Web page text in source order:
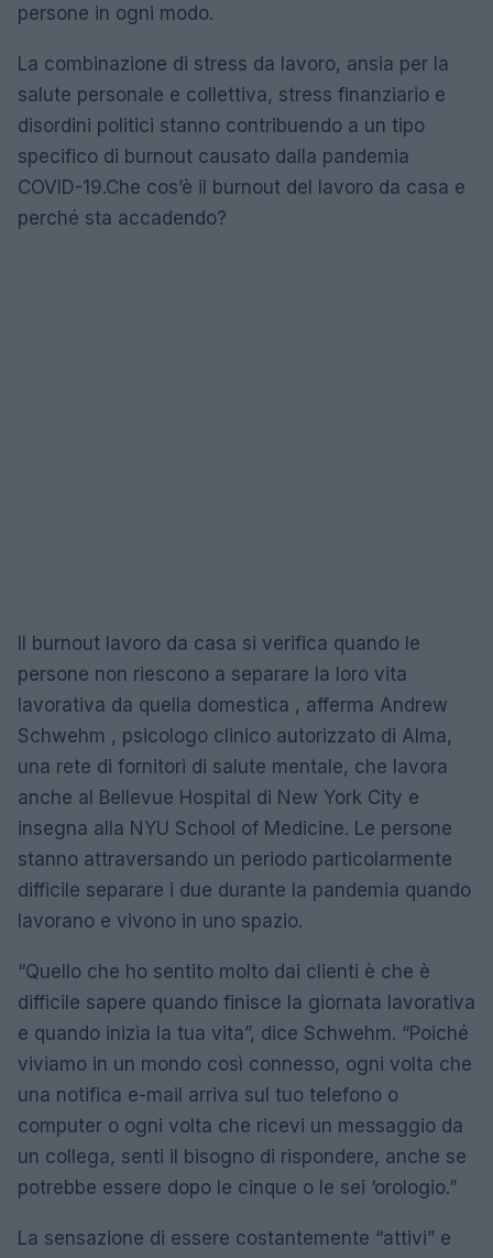
persone in ogni modo.
La combinazione di stress da lavoro, ansia per la
salute personale e collettiva, stress finanziario e
disordini politici stanno contribuendo a un tipo
specifico di burnout causato dalla pandemia
COVID-19.Che cos’è il burnout del lavoro da casa e
perché sta accadendo?
Il burnout lavoro da casa si verifica quando le
persone non riescono a separare la loro vita
lavorativa da quella domestica , afferma Andrew
Schwehm , psicologo clinico autorizzato di Alma,
una rete di fornitori di salute mentale, che lavora
anche al Bellevue Hospital di New York City e
insegna alla NYU School of Medicine. Le persone
stanno attraversando un periodo particolarmente
difficile separare i due durante la pandemia quando
lavorano e vivono in uno spazio.
“Quello che ho sentito molto dai clienti è che è
difficile sapere quando finisce la giornata lavorativa
e quando inizia la tua vita”, dice Schwehm. “Poiché
viviamo in un mondo così connesso, ogni volta che
una notifica e-mail arriva sul tuo telefono o
computer o ogni volta che ricevi un messaggio da
un collega, senti il ​​bisogno di rispondere, anche se
potrebbe essere dopo le cinque o le sei ‘orologio.”
La sensazione di essere costantemente “attivi” e